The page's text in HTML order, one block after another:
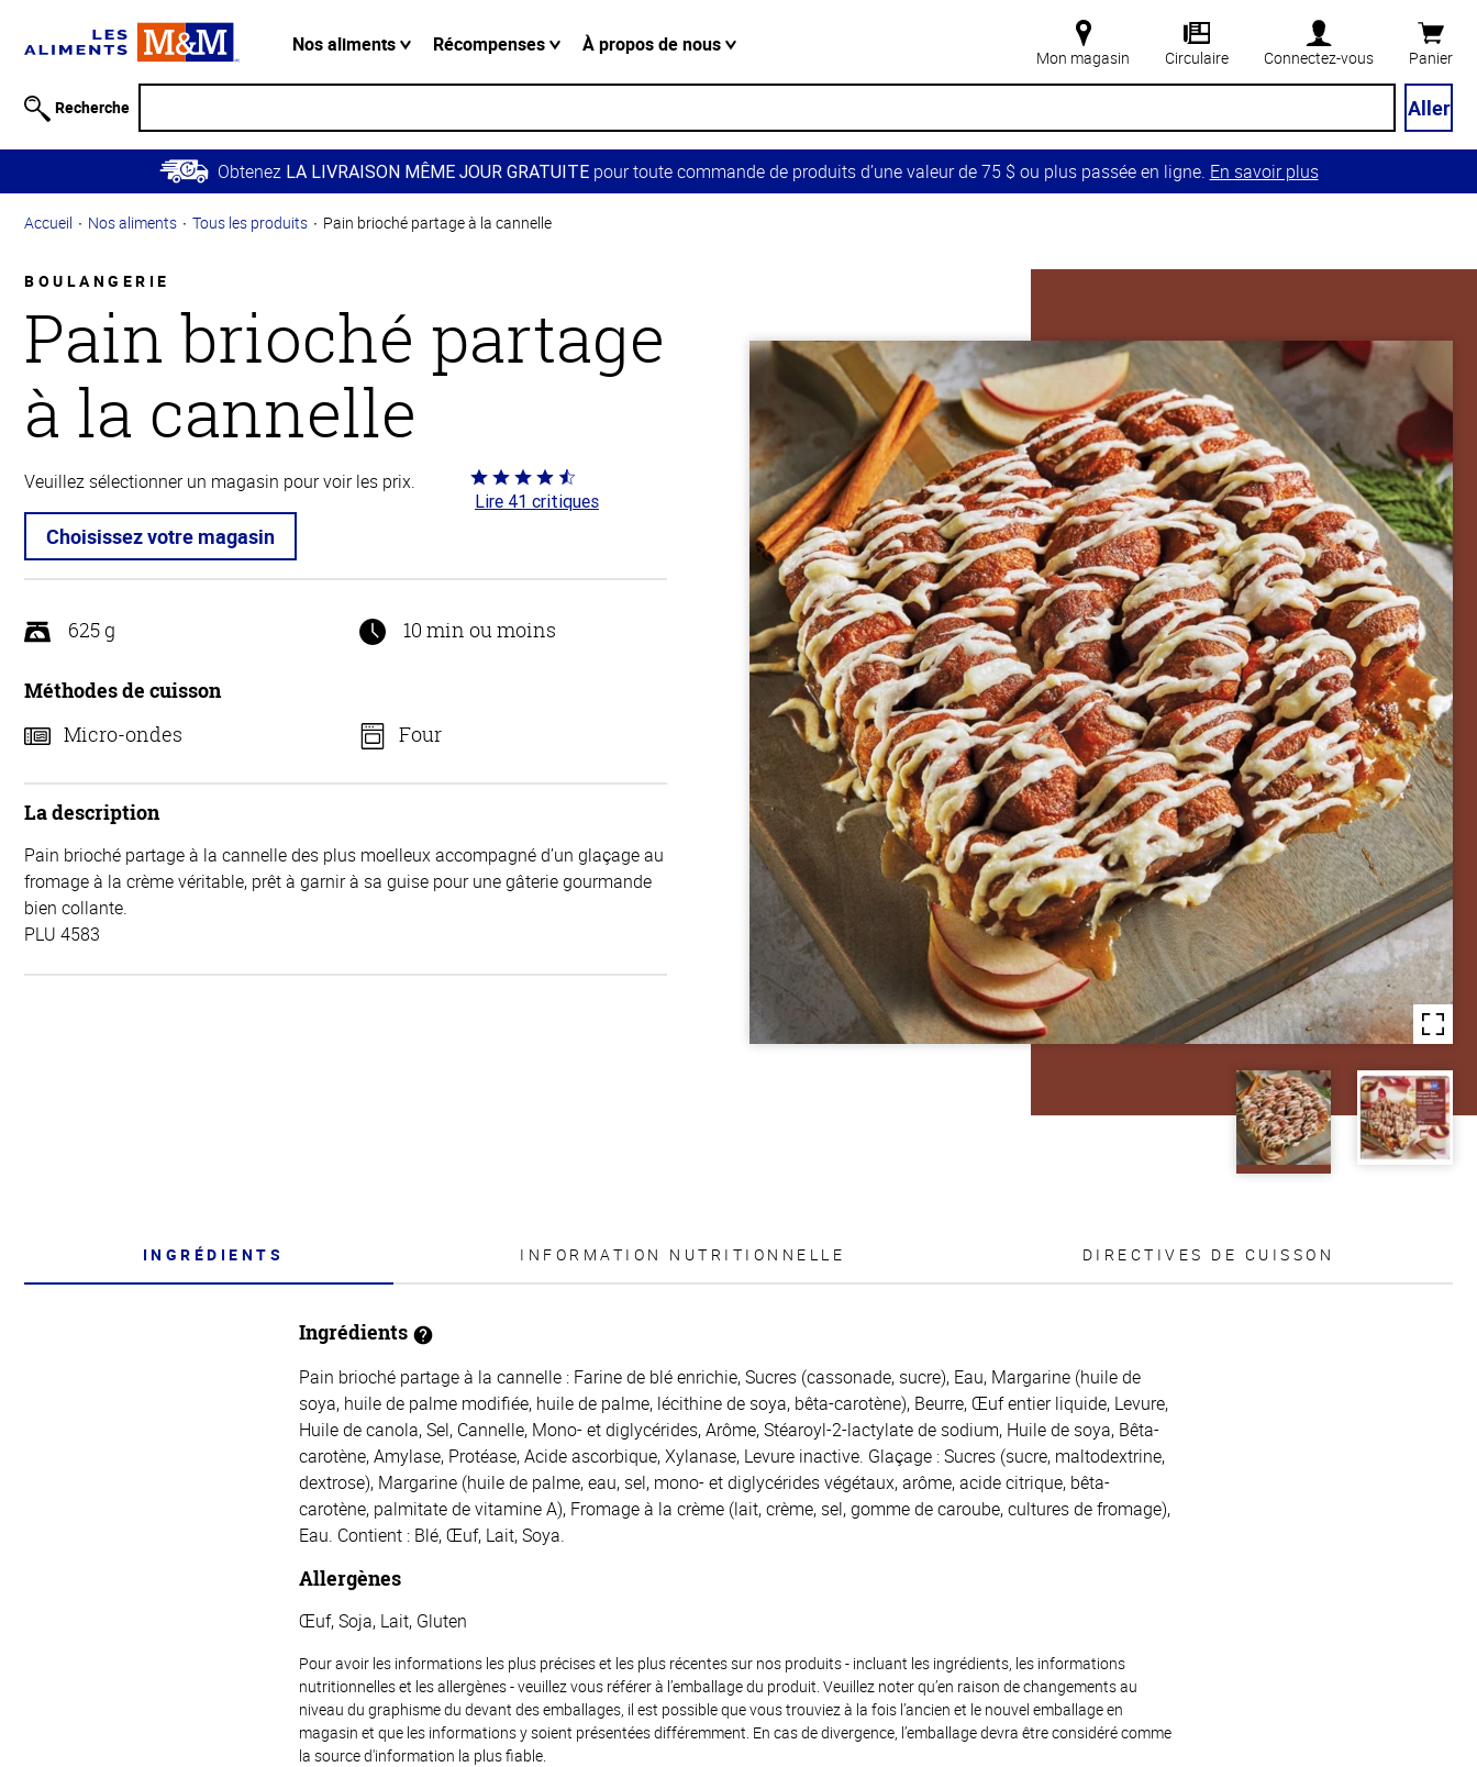
relative à
Passer
contenu
Retour à
principale
Nos aliments Récompenses À propos de nous
Mon magasin Circulaire Connectez-vous Panier
Recherche Aller
Obtenez LA LIVRAISON MÊME JOUR GRATUITEpour toute commande de produits d’une valeur de 75 $ ou plus passée en ligne. En savoir plus
Accueil Nos aliments Tous les produits Pain brioché partage à la cannelle
BOULANGERIE
Pain brioché partage
à la cannelle
Veuillez sélectionner un magasin pour voir les prix.
Choisissez votre magasin
Coté
4.5 sur
Lire 41 critiques
625 g 10 min ou moins
Méthodes de cuisson
Micro-ondes
Four
La description
Pain brioché partage à la cannelle des plus moelleux accompagné d’un glaçage au
fromage à la crème véritable, prêt à garnir à sa guise pour une gâterie gourmande
bien collante.
PLU 4583
INGRÉDIENTS INFORMATION NUTRITIONNELLE DIRECTIVES DE CUISSON
Ingrédients
Pain brioché partage à la cannelle : Farine de blé enrichie, Sucres (cassonade, sucre), Eau, Margarine (huile de
soya, huile de palme modifiée, huile de palme, lécithine de soya, bêta-carotène), Beurre, Œuf entier liquide, Levure,
Huile de canola, Sel, Cannelle, Mono- et diglycérides, Arôme, Stéaroyl-2-lactylate de sodium, Huile de soya, Bêta-
carotène, Amylase, Protéase, Acide ascorbique, Xylanase, Levure inactive. Glaçage : Sucres (sucre, maltodextrine,
dextrose), Margarine (huile de palme, eau, sel, mono- et diglycérides végétaux, arôme, acide citrique, bêta-
carotène, palmitate de vitamine A), Fromage à la crème (lait, crème, sel, gomme de caroube, cultures de fromage),
Eau. Contient : Blé, Œuf, Lait, Soya.
Allergènes
Œuf, Soja, Lait, Gluten
Pour avoir les informations les plus précises et les plus récentes sur nos produits - incluant les ingrédients, les informations
nutritionnelles et les allergènes - veuillez vous référer à l’emballage du produit. Veuillez noter qu’en raison de changements au
niveau du graphisme du devant des emballages, il est possible que vous trouviez à la fois l’ancien et le nouvel emballage en
magasin et que les informations y soient présentées différemment. En cas de divergence, l’emballage devra être considéré comme
la source d'information la plus fiable.